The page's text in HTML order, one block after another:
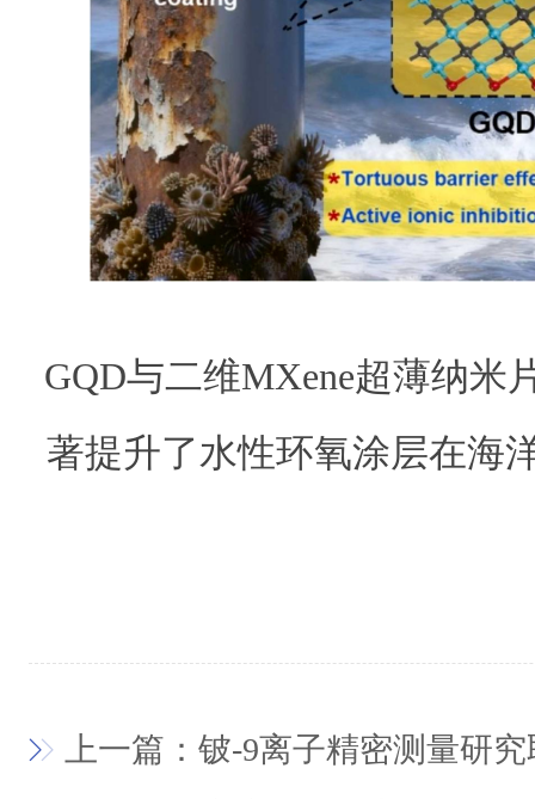
GQD与二维MXene超薄纳米
著提升了水性环氧涂层在海
上一篇：铍-9离子精密测量研